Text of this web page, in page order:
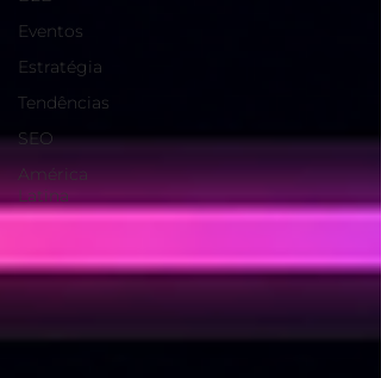
Eventos
Estratégia
Tendências
SEO
América
Latina